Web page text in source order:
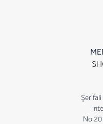
Şerifali
No.20